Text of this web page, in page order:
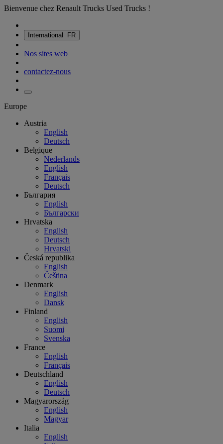
Bienvenue chez Renault Trucks Used Trucks !
International FR
Nos sites web
contactez-nous
Europe
Austria
English
Deutsch
Belgique
Nederlands
English
Français
Deutsch
България
English
Български
Hrvatska
English
Deutsch
Hrvatski
Česká republika
English
Čeština
Denmark
English
Dansk
Finland
English
Suomi
Svenska
France
English
Français
Deutschland
English
Deutsch
Magyarország
English
Magyar
Italia
English